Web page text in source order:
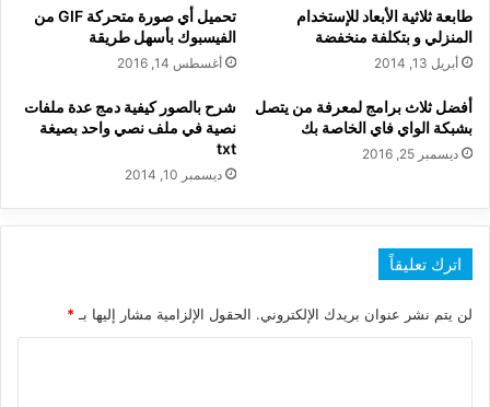
طابعة ثلاثية الأبعاد للإستخدام
المنزلي و بتكلفة منخفضة
أبريل 13, 2014
تحميل أي صورة متحركة GIF من
الفيسبوك بأسهل طريقة
أغسطس 14, 2016
أفضل ثلاث برامج لمعرفة من يتصل
بشبكة الواي فاي الخاصة بك
ديسمبر 25, 2016
شرح بالصور كيفية دمج عدة ملفات
نصية في ملف نصي واحد بصيغة
txt
ديسمبر 10, 2014
اترك تعليقاً
لن يتم نشر عنوان بريدك الإلكتروني. الحقول الإلزامية مشار إليها بـ *